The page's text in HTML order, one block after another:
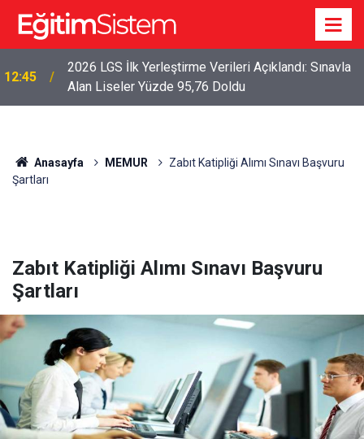
12:45
2026 LGS İlk Yerleştirme Verileri Açıklandı: Sınavla
Alan Liseler Yüzde 95,76 Doldu
Anasayfa MEMUR
Zabıt Katipliği Alımı Sınavı Başvuru
Şartları
Zabıt Katipliği Alımı Sınavı Başvuru
Şartları